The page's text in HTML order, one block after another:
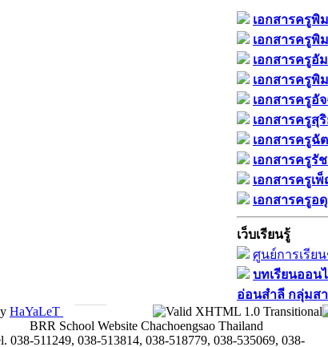
เอกสารครูพิ
เอกสารครูพิ
เอกสารครูอั
เอกสารครูพิ
เอกสารครูอั
เอกสารครูสุ
เอกสารครูฉั
เอกสารครูรั
เอกสารครูเ
เอกสารครูอ
เว็บเรียนรู้
ศูนย์การเรีย
บทเรียนออน
อ่อนสำลี​ กลุ่มส
HaYaLeT
BRR School Website Chachoengsao Thailand
038-511249, 038-513814, 038-518779, 038-535069, 038-